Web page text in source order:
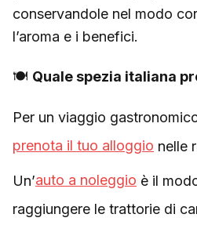
conservandole nel modo
l’aroma e i benefici.
🍽 Quale spezia italiana
Per un viaggio
prenota il tuo alloggio nelle
Un’auto a noleggio è il
raggiungere le trattorie di